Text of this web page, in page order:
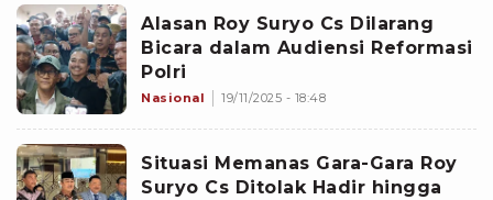
Alasan Roy Suryo Cs Dilarang
Bicara dalam Audiensi Reformasi
Polri
Nasional 19/11/2025 - 18:48
Situasi Memanas Gara-Gara Roy
Suryo Cs Ditolak Hadir hingga